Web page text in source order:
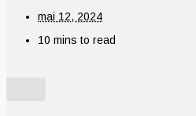
mai 12, 2024
10 mins to read